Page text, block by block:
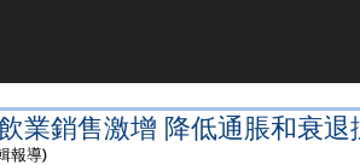
業銷售激增 降低通脹和衰退
報導)